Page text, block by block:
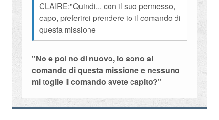
CLAIRE:"Quindi... con il suo permesso,
capo, preferirei prendere io il comando di
questa missione
''No e poi no di nuovo, io sono al
comando di questa missione e nessuno
mi toglie il comando avete capito?''